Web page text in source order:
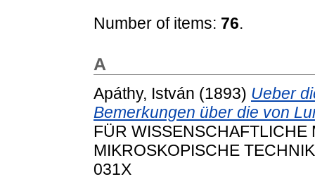
Number of items: 76.
A
Apáthy, István (1893) Ueber
Bemerkungen über die von
FÜR WISSENSCHAFTLICHE
MIKROSKOPISCHE
031X